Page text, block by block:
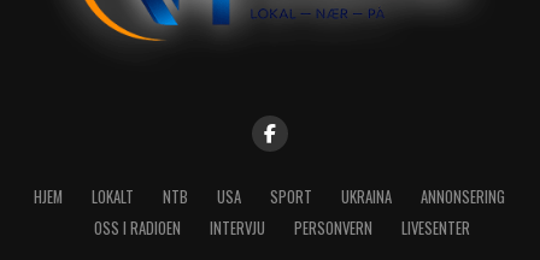
HJEM LOKALT NTB USA SPORT UKRAINA
ANNONSERING
OSS I RADIOEN
INTERVJU PERSONVERN LIVESENTER